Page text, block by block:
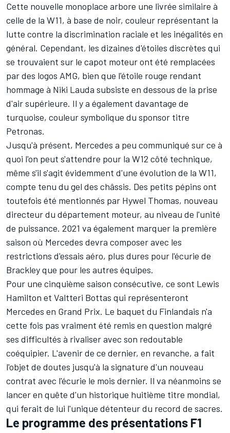
Cette nouvelle monoplace arbore une livrée similaire à
celle de la W11, à base de noir, couleur représentant la
lutte contre la discrimination raciale et les inégalités en
général. Cependant, les dizaines d'étoiles discrètes qui
se trouvaient sur le capot moteur ont été remplacées
par des logos AMG, bien que l'étoile rouge rendant
hommage à Niki Lauda subsiste en dessous de la prise
d'air supérieure. Il y a également davantage de
turquoise, couleur symbolique du sponsor titre
Petronas.
Jusqu'à présent, Mercedes a peu communiqué sur ce à
quoi l'on peut s'attendre pour la W12 côté technique,
même s'il s'agit évidemment d'une évolution de la W11,
compte tenu du gel des châssis. Des petits pépins ont
toutefois été mentionnés par Hywel Thomas, nouveau
directeur du département moteur, au niveau de l'unité
de puissance. 2021 va également marquer la première
saison où Mercedes devra composer avec les
restrictions d'essais aéro, plus dures pour l'écurie de
Brackley que pour les autres équipes.
Pour une cinquième saison consécutive, ce sont Lewis
Hamilton et Valtteri Bottas qui représenteront
Mercedes en Grand Prix. Le baquet du Finlandais n'a
cette fois pas vraiment été remis en question malgré
ses difficultés à rivaliser avec son redoutable
coéquipier. L'avenir de ce dernier, en revanche, a fait
l'objet de doutes jusqu'à la signature d'un nouveau
contrat avec l'écurie le mois dernier. Il va néanmoins se
lancer en quête d'un historique huitième titre mondial,
qui ferait de lui l'unique détenteur du record de sacres.
Le programme des présentations F1